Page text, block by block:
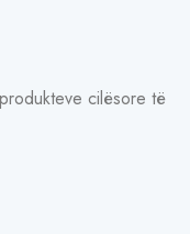
cilësore të